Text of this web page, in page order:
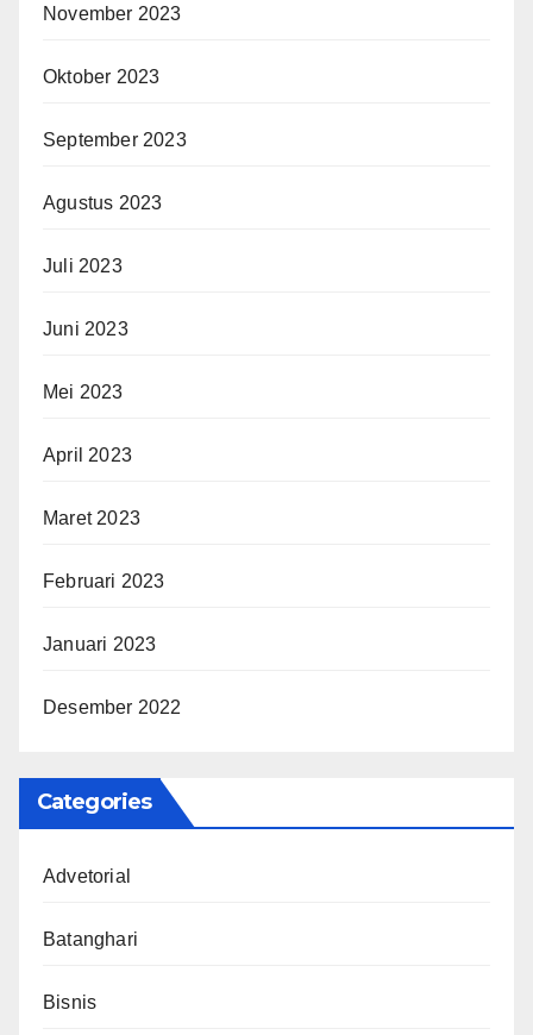
November 2023
Oktober 2023
September 2023
Agustus 2023
Juli 2023
Juni 2023
Mei 2023
April 2023
Maret 2023
Februari 2023
Januari 2023
Desember 2022
Categories
Advetorial
Batanghari
Bisnis